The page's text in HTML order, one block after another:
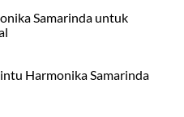
Samarinda untuk
Harmonika Samarinda